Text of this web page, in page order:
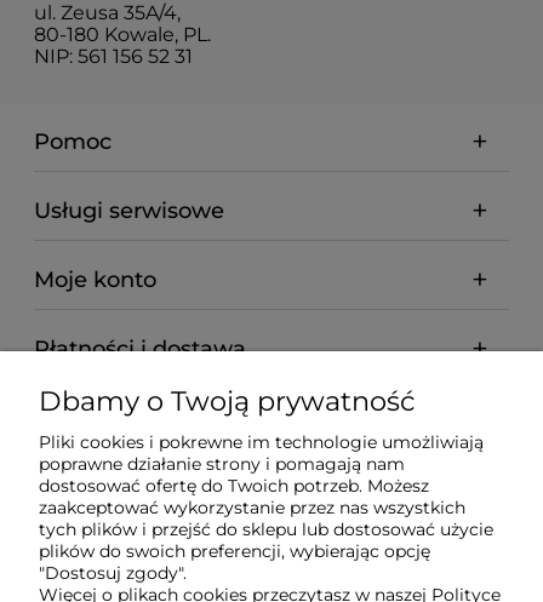
ul. Zeusa 35A/4,
80-180 Kowale, PL.
NIP: 561 156 52 31
Pomoc
Usługi serwisowe
Moje konto
Płatności i dostawa
Informacje
O nas
Wyposażenie Gastronomii - Projekty Technologiczne -
Dbamy o Twoją prywatność
Pliki cookies i pokrewne im technologie umożliwiają
poprawne działanie strony i pomagają nam
dostosować ofertę do Twoich potrzeb. Możesz
zaakceptować wykorzystanie przez nas wszystkich
tych plików i przejść do sklepu lub dostosować użycie
plików do swoich preferencji, wybierając opcję
"Dostosuj zgody".
Więcej o plikach cookies przeczytasz w naszej Polityce